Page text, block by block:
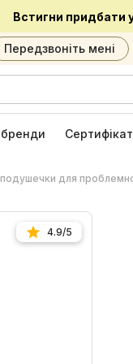
Встигни придбати
Передзвоніть мені
бренди
подушечки для
4.9/5